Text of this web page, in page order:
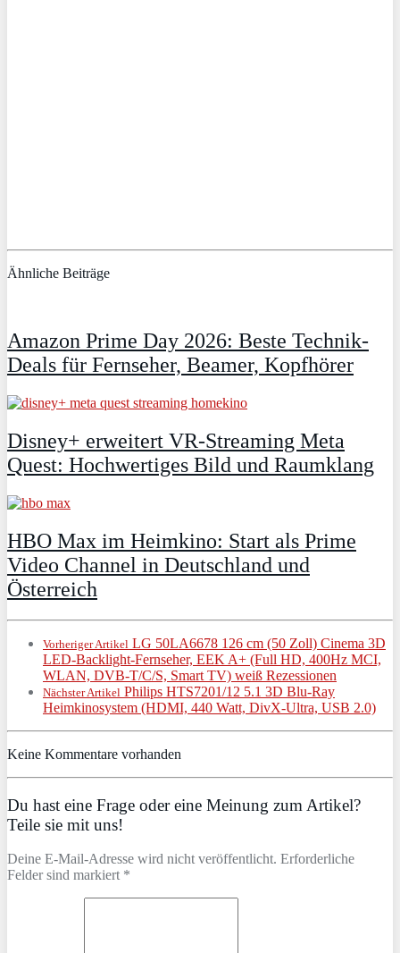
Ähnliche Beiträge
Amazon Prime Day 2026: Beste Technik-
Deals für Fernseher, Beamer, Kopfhörer
Disney+ erweitert VR‑Streaming Meta
Quest: Hochwertiges Bild und Raumklang
HBO Max im Heimkino: Start als Prime
Video Channel in Deutschland und
Österreich
Vorheriger Artikel LG 50LA6678 126 cm (50 Zoll) Cinema 3D
LED-Backlight-Fernseher, EEK A+ (Full HD, 400Hz MCI,
WLAN, DVB-T/C/S, Smart TV) weiß Rezessionen
Nächster Artikel Philips HTS7201/12 5.1 3D Blu-Ray
Heimkinosystem (HDMI, 440 Watt, DivX-Ultra, USB 2.0)
Keine Kommentare vorhanden
Du hast eine Frage oder eine Meinung zum Artikel?
Teile sie mit uns!
Deine E-Mail-Adresse wird nicht veröffentlicht. Erforderliche
Felder sind markiert *